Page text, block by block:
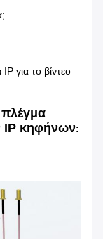
για το βίντεο
πλέγμα
IP κηφήνων: